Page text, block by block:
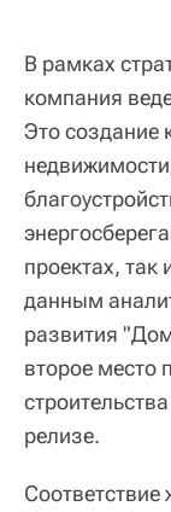
В рамках
компания
Это создание
проектах,
данным
развития
второе место
релизе.